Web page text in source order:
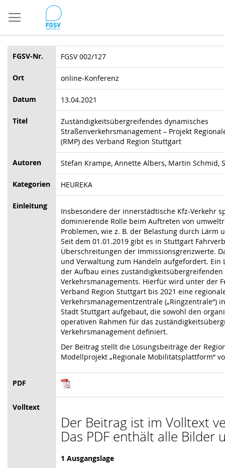
zum
Inhalt
FGSV-Nr. FGSV 002/127
Ort online-Konferenz
Datum 13.04.2021
Titel
Zuständigkeitsübergreifendes dynamisches
Straßenverkehrsmanagement – Projekt
(RMP) des Verband Region Stuttgart
Autoren Stefan Krampe, Annette Albers, Martin Schmid,
Kategorien HEUREKA
Einleitung
Insbesondere der innerstädtische Kfz-Verkehr
dominierende Rolle beim Auftreten von
Problemen, wie z. B. der Belastung durch Lärm
Seit dem 01.01.2019 gibt es in Stuttgart
Überschreitungen der Immissionsgrenzwerte.
und Verwaltung zum Handeln aufgefordert. Ein
der Aufbau eines zuständigkeitsübergreifenden
Verkehrsmanagements. Hierfür wird unter der
Verband Region Stuttgart bis 2021 eine
Verkehrsmanagementzentrale („Ringzentrale“)
Stadt Stuttgart aufgebaut, die sowohl den
operativen Rahmen für das
Verkehrsmanagement definiert.
Der Beitrag stellt die Lösungsbeiträge der
Modellprojekt „Regionale Mobilitätsplattform“
PDF
Volltext
Der Beitrag ist im Volltext
Das PDF enthält alle Bilder
1 Ausgangslage